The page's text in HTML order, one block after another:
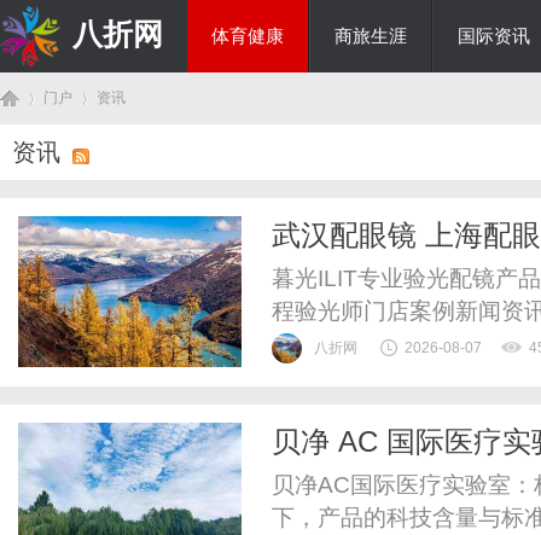
八折网 体育健康 商旅生涯 国际资讯
门户 资讯
资讯
武汉配眼镜 上海配
暮光ILIT专业验光配镜产
程验光师门店案例新闻资
惠，兼顾高专业度与高性
八折网 2026-08-07
贝净 AC 国际医疗
贝净AC国际医疗实验室
下，产品的科技含量与标